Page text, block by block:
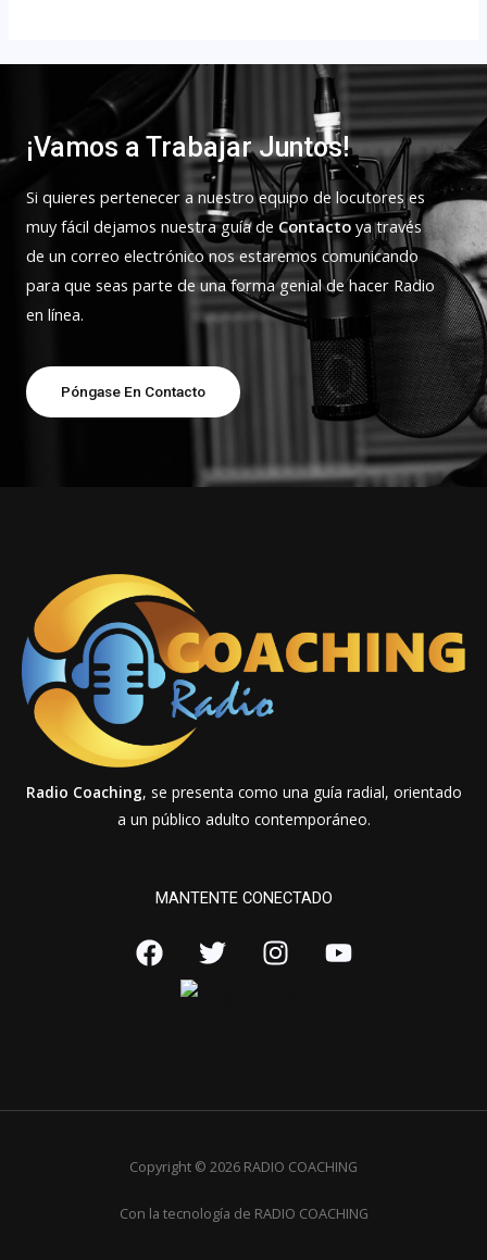
¡Vamos a Trabajar Juntos!
Si quieres pertenecer a nuestro equipo de locutores es
muy fácil dejamos nuestra guía de Contacto ya través
de un correo electrónico nos estaremos comunicando
para que seas parte de una forma genial de hacer Radio
en línea.
Póngase En Contacto
Radio Coaching, se presenta como una guía radial, orientado
a un público adulto contemporáneo.
MANTENTE CONECTADO
Copyright © 2026 RADIO COACHING
Con la tecnología de RADIO COACHING